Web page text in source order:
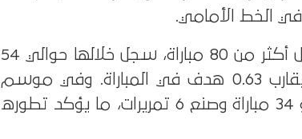
في الخط الأمامي.
إحصائيًا، لعب إيزاك حتى الآن مع نيوكاسل أكثر من 80 مباراة، سجل خلالها حوالي 54
هدفًا وصنع 9 تمريرات حاسمة، بمعدل يقارب 0.63 هدف في المباراة. وفي موسم
2024-2025 وحده، أحرز 23 هدفًا في نحو 34 مباراة وصنع 6 تمريرات، ما يؤكد تطوره